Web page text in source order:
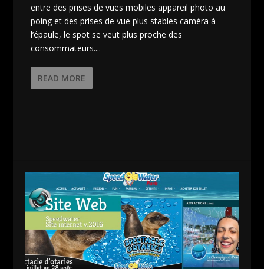
entre des prises de vues mobiles appareil photo au
poing et des prises de vue plus stables caméra à
l’épaule, le spot se veut plus proche des
consommateurs....
READ MORE